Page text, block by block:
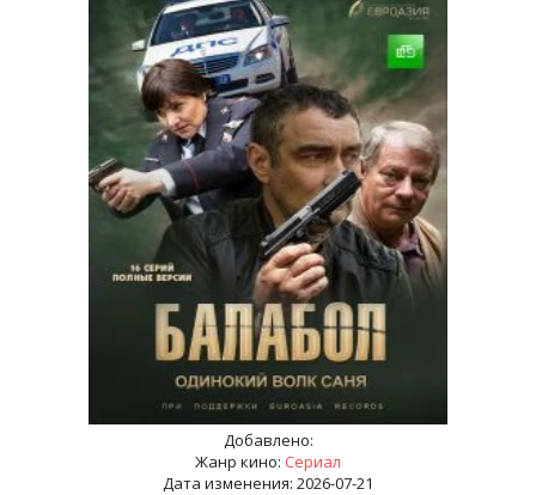
Добавлено:
Жанр кино: Сериал
Дата изменения: 2026-07-21